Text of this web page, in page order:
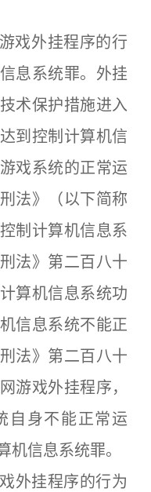
外挂程序的行
息系统罪。外挂
术保护措施进入
到控制计算机信
戏系统的正常运
法》（以下简称
制计算机信息系
法》第二百八十
算机信息系统功
信息系统不能正
法》第二百八十
游戏外挂程序，
自身不能正常运
机信息系统罪。
挂程序的行为